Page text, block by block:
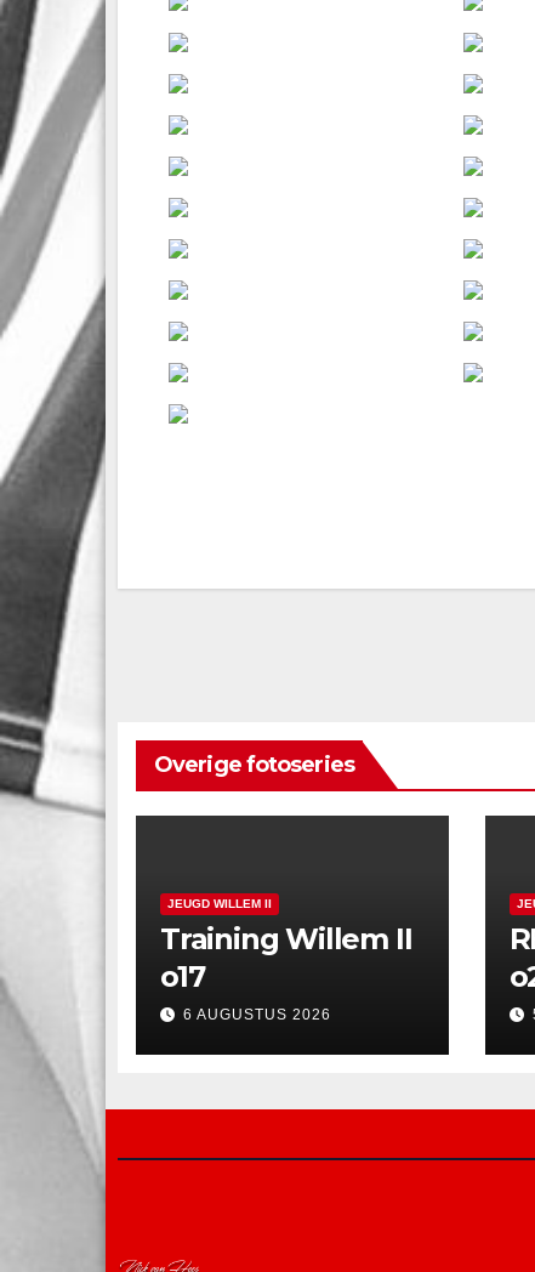
navigatie
Overige fotoseries
JEUGD WILLEM II
Training Willem II
o17
6 AUGUSTUS 2026